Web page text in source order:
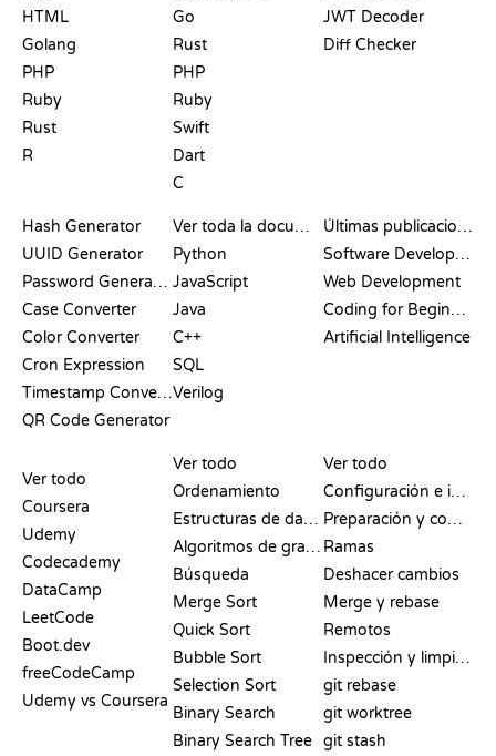
HTML
Golang
PHP
Ruby
Rust
R
Go
Rust
PHP
Ruby
Swift
Dart
C
JWT Decoder
Diff Checker
Hash Generator
UUID Generator
Password Generator
Case Converter
Color Converter
Cron Expression
Timestamp Converter
QR Code Generator
Ver toda la documentación
Python
JavaScript
Java
C++
SQL
Verilog
Últimas publicaciones
Software Development
Web Development
Coding for Beginners
Artificial Intelligence
Ver todo
Coursera
Udemy
Codecademy
DataCamp
LeetCode
Boot.dev
freeCodeCamp
Udemy vs Coursera
Ver todo
Ordenamiento
Estructuras de datos
Algoritmos de grafos
Búsqueda
Merge Sort
Quick Sort
Bubble Sort
Selection Sort
Binary Search
Binary Search Tree
Ver todo
Configuración e inicio
Preparación y commit
Ramas
Deshacer cambios
Merge y rebase
Remotos
Inspección y limpieza
git rebase
git worktree
git stash